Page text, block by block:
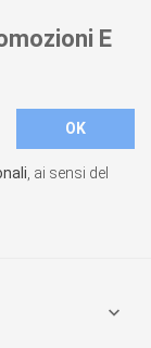
E
, ai sensi del
